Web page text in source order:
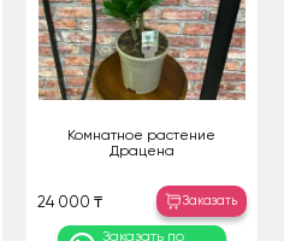
Комнатное растение
Драцена
24 000 ₸ Заказать
Заказать по